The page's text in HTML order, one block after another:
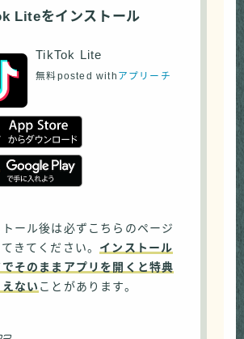
Liteをインストール
TikTok Lite
無料posted with アプリーチ
ール後は必ずこちらのページ
きてください。 インストール
そのままアプリを開くと特典
ない ことがあります。